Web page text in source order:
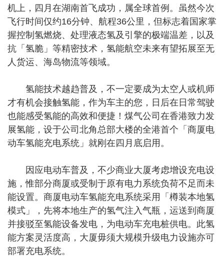
机上，四月在湖南首飞成功，属全球首例。虽然今次
飞行时间仅约16分钟、航程36公里，但标志着国家掌
握控制氢燃烧、处理液态氢及引擎的极端温差，以及
抗「氢脆」等精密技术，氢能航空未来有望拓展至无
人货运、海岛物流等领域。
氢能技术越趋普及，不一定要成为太空人或机师
才有机会接触氢能，作为车主的您，日后在日常驾驶
也能感受氢能的高效和便捷！煤气公司在香港致力发
展氢能，设于公司北角总部大楼的全港首个「商厦电
动车氢能充电系统」就刚在四月底启用。
因应电动车普及，不少商业大厦考虑增设充电设
施，惟部分商厦或受制于原有电力系统负荷不足而未
能设置。商厦电动车氢能充电系统采用「樽装本地氢
模式」，先将本地生产的氢气注入气瓶，运送到商厦
并接驳至氢能设备发电，为电动车充电桩供电。此氢
能方案灵活度高，大厦毋须大规模升级电力设施亦可
部署充电系统。